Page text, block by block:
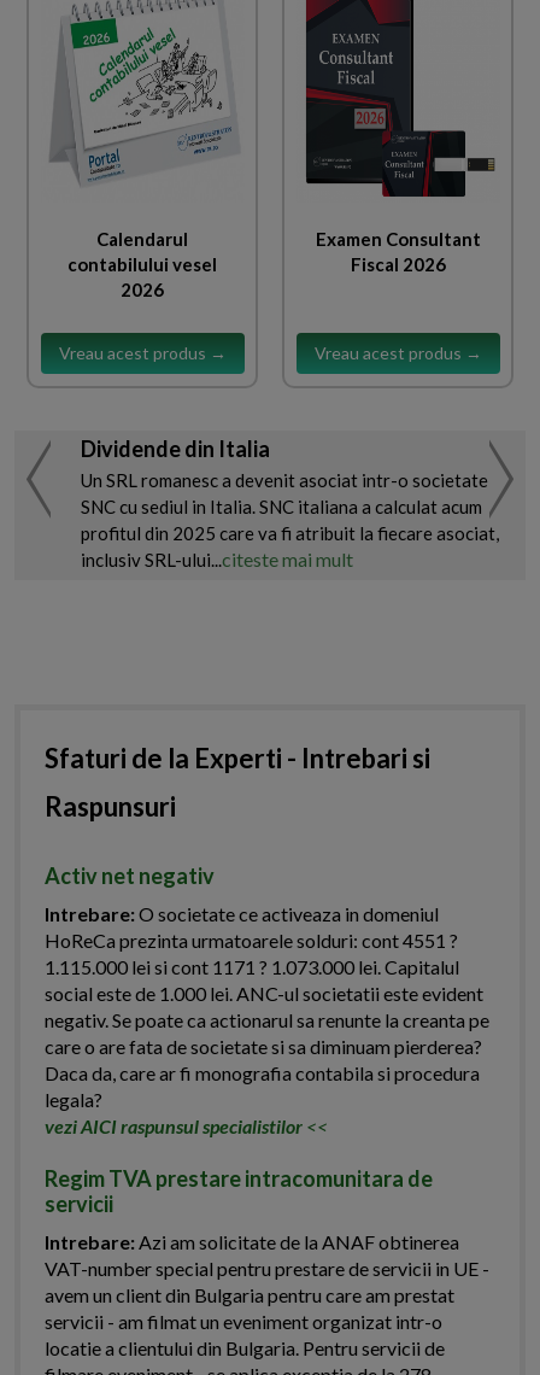
Calendarul
contabilului vesel
2026
Vreau acest produs →
Examen Consultant
Fiscal 2026
Vreau acest produs →
Dividende din Italia
Un SRL romanesc a devenit asociat intr-o societate
SNC cu sediul in Italia. SNC italiana a calculat acum
profitul din 2025 care va fi atribuit la fiecare asociat,
inclusiv SRL-ului...citeste mai mult
Sfaturi de la Experti - Intrebari si
Raspunsuri
Activ net negativ
Intrebare:O societate ce activeaza in domeniul
HoReCa prezinta urmatoarele solduri: cont 4551 ?
1.115.000 lei si cont 1171 ? 1.073.000 lei. Capitalul
social este de 1.000 lei. ANC-ul societatii este evident
negativ. Se poate ca actionarul sa renunte la creanta pe
care o are fata de societate si sa diminuam pierderea?
Daca da, care ar fi monografia contabila si procedura
legala?
vezi AICI raspunsul specialistilor <<
Regim TVA prestare intracomunitara de
servicii
Intrebare:Azi am solicitate de la ANAF obtinerea
VAT-number special pentru prestare de servicii in UE -
avem un client din Bulgaria pentru care am prestat
servicii - am filmat un eveniment organizat intr-o
locatie a clientului din Bulgaria. Pentru servicii de